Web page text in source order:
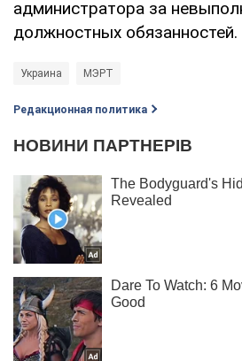
администратора за
должностных обязанностей.
Украина МЭРТ
Редакционная политика